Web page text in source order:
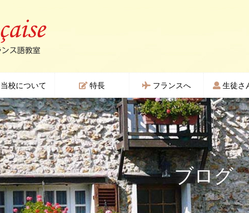
当校について 特長 フランスへ 生徒さ
ブログ